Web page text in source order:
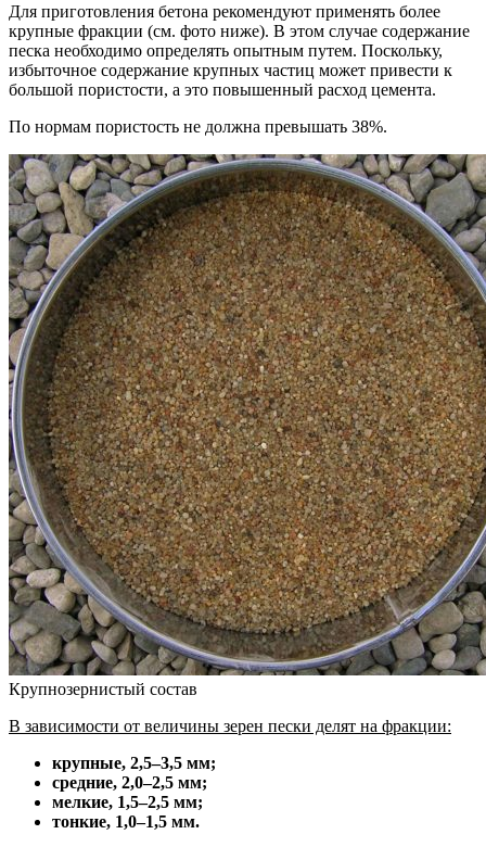
Для приготовления бетона рекомендуют применять более
крупные фракции (см. фото ниже). В этом случае содержание
песка необходимо определять опытным путем. Поскольку,
избыточное содержание крупных частиц может привести к
большой пористости, а это повышенный расход цемента.
По нормам пористость не должна превышать 38%.
Крупнозернистый состав
В зависимости от величины зерен пески делят на фракции:
крупные, 2,5–3,5 мм;
средние, 2,0–2,5 мм;
мелкие, 1,5–2,5 мм;
тонкие, 1,0–1,5 мм.